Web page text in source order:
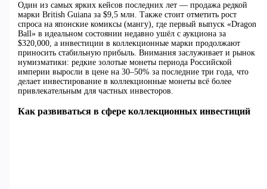
Один из самых ярких кейсов последних лет — продажа редкой
марки British Guiana за $9,5 млн. Также стоит отметить рост
спроса на японские комиксы (мангу), где первый выпуск «Dragon
Ball» в идеальном состоянии недавно ушёл с аукциона за
$320,000, а инвестиции в коллекционные марки продолжают
приносить стабильную прибыль. Внимания заслуживает и рынок
нумизматики: редкие золотые монеты периода Российской
империи выросли в цене на 30–50% за последние три года, что
делает инвестирование в коллекционные монеты всё более
привлекательным для частных инвесторов.
Как развиваться в сфере коллекционных инвестиций